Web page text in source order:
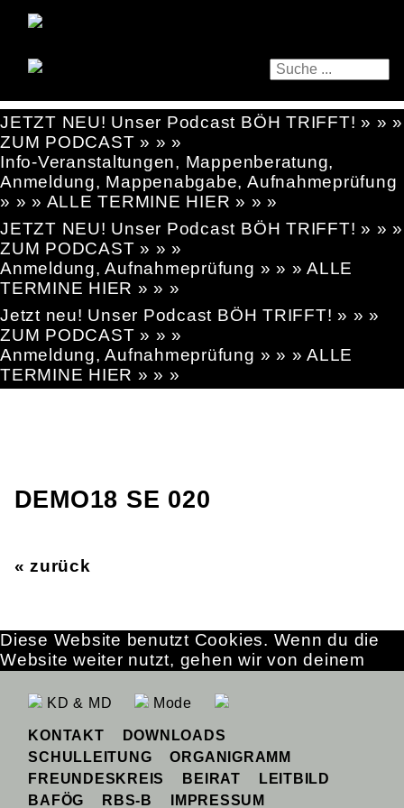
JETZT NEU! Unser Podcast BÖH TRIFFT! » » »
ZUM PODCAST » » »
Info-Veranstaltungen, Mappenberatung,
Anmeldung, Mappenabgabe, Aufnahmeprüfung
» » » ALLE TERMINE HIER » » »
JETZT NEU! Unser Podcast BÖH TRIFFT! » » »
ZUM PODCAST » » »
Anmeldung, Aufnahmeprüfung » » » ALLE
TERMINE HIER » » »
Jetzt neu! Unser Podcast BÖH TRIFFT! » » »
ZUM PODCAST » » »
Anmeldung, Aufnahmeprüfung » » » ALLE
TERMINE HIER » » »
DEMO18 SE 020
« zurück
KD & MD Mode
KONTAKT
DOWNLOADS
SCHULLEITUNG
ORGANIGRAMM
FREUNDESKREIS
BEIRAT
LEITBILD
BAFÖG
RBS-B IMPRESSUM
Diese Website benutzt Cookies. Wenn du die
Website weiter nutzt, gehen wir von deinem